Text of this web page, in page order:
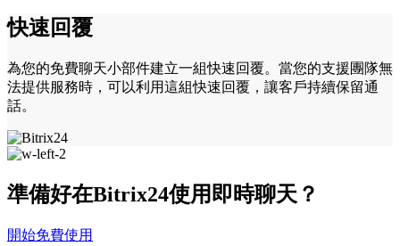
快速回覆
為您的免費聊天小部件建立一組快速回覆。當您的支援團隊無
法提供服務時，可以利用這組快速回覆，讓客戶持續保留通
話。
準備好在Bitrix24使用即時聊天？
開始免費使用